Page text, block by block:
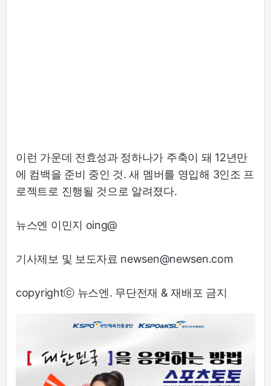
이런 가운데 전효성과 정하나가 주축이 돼 12년만
에 컴백을 준비 중인 것. 새 멤버를 영입해 3인조 프
로젝트로 진행될 것으로 알려졌다.
뉴스엔 이민지 oing@
기사제보 및 보도자료 newsen@newsen.com
copyrightⓒ 뉴스엔. 무단전재 & 재배포 금지